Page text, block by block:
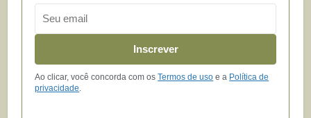
Inscrever
Ao clicar, você concorda com osTermos de uso e a Política de
privacidade